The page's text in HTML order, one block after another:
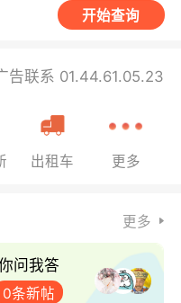
开始查询
告联系 01.44.61.05.23
出租车 更多
更多
问我答
0条新帖